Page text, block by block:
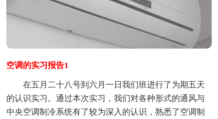
空调的实习报告1
在五月二十八号到六月一日我们班进行了为期五天
的认识实习。通过本次实习，我们对各种形式的通风与
中央空调制冷系统有了较为深入的认识，熟悉了空调制